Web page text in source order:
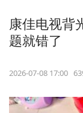
康佳电视背
题就错了
2026-07-08 17:00